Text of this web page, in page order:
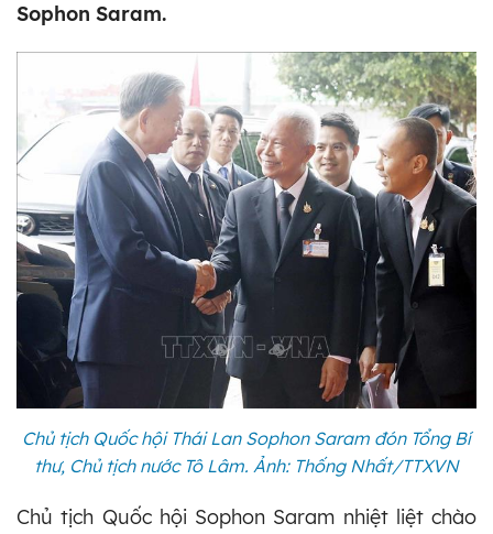
Sophon Saram.
Chủ tịch Quốc hội Thái Lan Sophon Saram đón Tổng Bí
thư, Chủ tịch nước Tô Lâm. Ảnh: Thống Nhất/TTXVN
Chủ tịch Quốc hội Sophon Saram nhiệt liệt chào